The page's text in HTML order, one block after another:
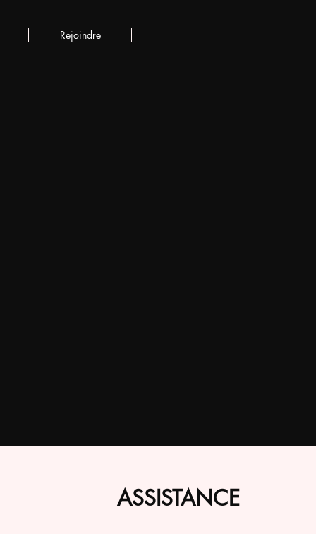
Rejoindre
ASSISTANCE